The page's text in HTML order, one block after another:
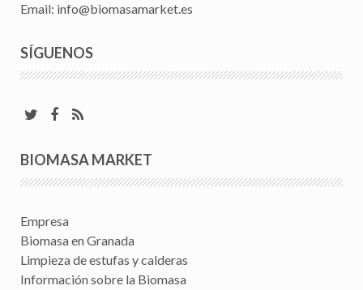
Email: info@biomasamarket.es
SÍGUENOS
BIOMASA MARKET
Empresa
Biomasa en Granada
Limpieza de estufas y calderas
Información sobre la Biomasa